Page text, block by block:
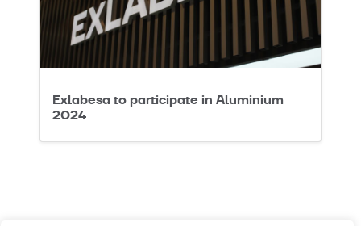
Exlabesa to participate in Aluminium
2024